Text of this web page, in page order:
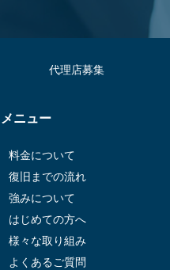
代理店募集
メニュー
料金について
復旧までの流れ
強みについて
はじめての方へ
様々な取り組み
よくあるご質問